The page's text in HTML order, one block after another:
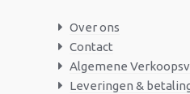
Over ons
Contact
Algemene
Leveringen &